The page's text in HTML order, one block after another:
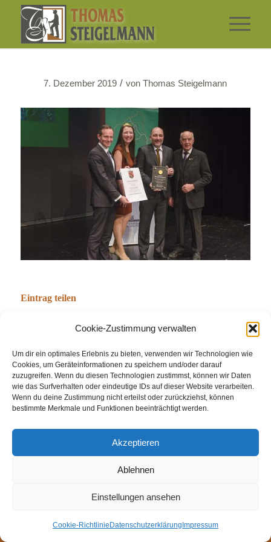
Cookie-Zustimmung verwalten
Um dir ein optimales Erlebnis zu bieten, verwenden wir Technologien wie
Cookies, um Geräteinformationen zu speichern und/oder darauf
zuzugreifen. Wenn du diesen Technologien zustimmst, können wir Daten
wie das Surfverhalten oder eindeutige IDs auf dieser Website verarbeiten.
Wenn du deine Zustimmung nicht erteilst oder zurückziehst, können
bestimmte Merkmale und Funktionen beeinträchtigt werden.
Akzeptieren
Ablehnen
Einstellungen ansehen
Cookie-Richtlinie Datenschutzerklärung Impressum
7. Dezember 2019 / vonThomas Steigelmann
Eintrag teilen
© Weingut Thomas Steigelmann
HOME AKTUELLES WEINGUT SHOP FEWOS
Impressum